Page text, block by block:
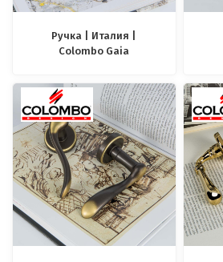
Ручка | Италия |
Colombo Gaia